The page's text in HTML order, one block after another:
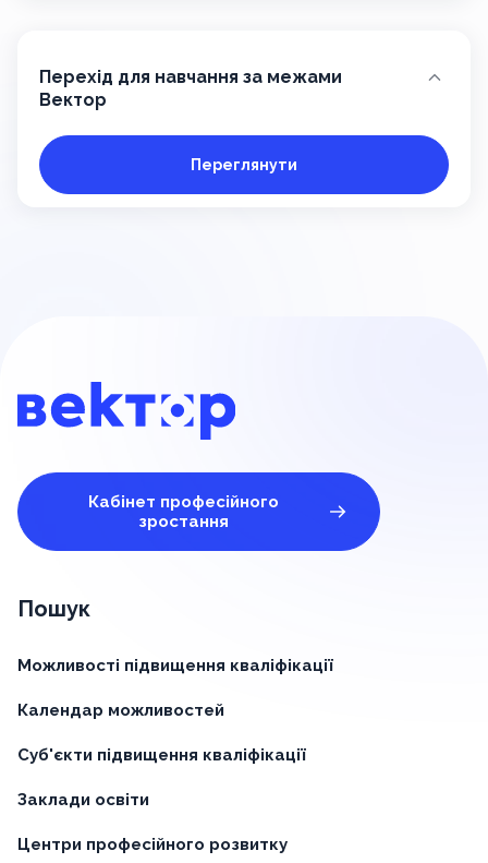
Перехід для навчання за межами
Вектор
Переглянути
Кабінет професійного
зростання
Пошук
Можливості підвищення кваліфікації
Календар можливостей
Суб'єкти підвищення кваліфікації
Заклади освіти
Центри професійного розвитку